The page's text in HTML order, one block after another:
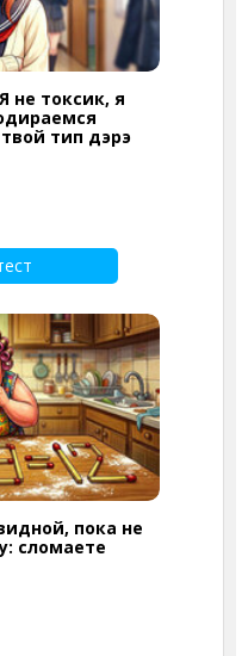
не токсик, я
тип дэрэ
пока не
сломаете